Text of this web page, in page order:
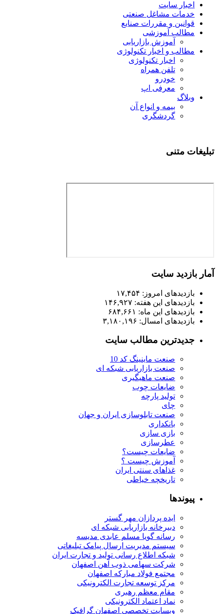
اخبار سایت
خدمات مشاغل صنعتی
قوانین و مقررات صنایع
مطالب آموزشی
آموزش بازاریابی
مطالب و اخبار تکنولوژی
اخبار تکنولوژی
تلفن همراه
خودرو
معرفی اپ
وبلاگ
بیمه و انواع آن
گردشگری
تبلیغات متنی
آمار بازدید سایت
بازدیدهای امروز: ۱۷,۴۵۴
بازدیدهای این هفته: ۱۴۶,۹۲۷
بازدیدهای این ماه: ۶۸۴,۶۶۱
بازدیدهای امسال: ۳,۱۸۰,۱۹۶
جدیدترین مطالب سایت
صنعت ماینینگ کد 10
صنعت بازاریابی شبکه ای
صنعت ماهیگیری
ضایعات چوب
تولید پارچه
چای
صنعت تابلوسازی ایران و جهان
بانکداری
بازی سازی
عطرسازی
ضایعات چیست؟
آموزش چیست ؟
غذاهای سنتی ایران
تاریخچه خیاطی
پیوندها
ایده پردازان مهر گستر
دبیرخانه بازاریابی شبکه ای
رسانه گویا مسلم عابدی مدیسه
سیستم مدیریت ارسال پیامک تبلیغاتی
شبکه اطلاع رسانی تولید و تجارت ایران
شرکت سهامی ذوب آهن اصفهان
مجتمع فولاد مبارکه اصفهان
مرکز توسعه تجارت الکترونیکی
مقام معظم رهبری
نماد اعتماد الکترونیکی
وبسایت تخصصی اصفهان گرافیک